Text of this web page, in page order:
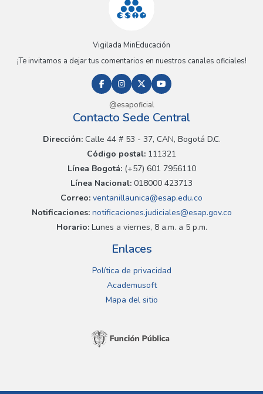
Vigilada MinEducación
¡Te invitamos a dejar tus comentarios en nuestros canales oficiales!
@esapoficial
Contacto Sede Central
Dirección:Calle 44 # 53 - 37, CAN, Bogotá D.C.
Código postal: 111321
Línea Bogotá:(+57) 601 7956110
Línea Nacional: 018000 423713
Correo: ventanillaunica@esap.edu.co
Notificaciones:notificaciones.judiciales@esap.gov.co
Horario:Lunes a viernes, 8 a.m. a 5 p.m.
Enlaces
Política de privacidad
Academusoft
Mapa del sitio